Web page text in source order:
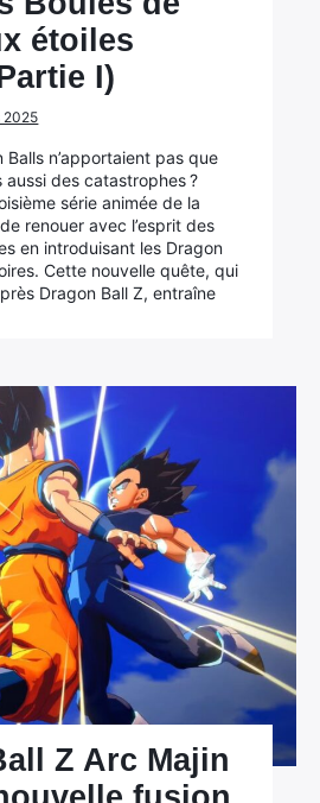
étoiles
I)
2025
Balls n’apportaient pas que
aussi des catastrophes ?
série animée de la
renouer avec l’esprit des
en introduisant les Dragon
Cette nouvelle quête, qui
Dragon Ball Z, entraîne
Z Arc Majin
×